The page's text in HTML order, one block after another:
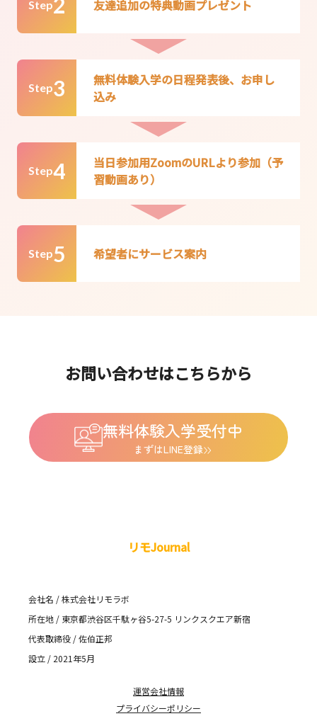
Step 友達追加の特典動画プレゼント
Step3
無料体験入学の日程発表後、お申し
込み
Step4
当日参加用ZoomのURLより参加（予
習動画あり）
Step5 希望者にサービス案内
お問い合わせはこちらから
無料体験入学受付中
まずはLINE登録
会社名 / 株式会社リモラボ
所在地 / 東京都渋谷区千駄ヶ谷5-27-5 リンクスクエア新宿
代表取締役 / 佐伯正邦
設立 / 2021年5月
運営会社情報
プライバシーポリシー
リモJournal